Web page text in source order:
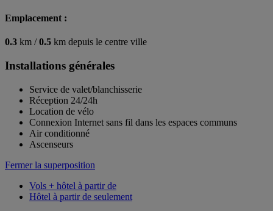
Emplacement :
0.3 km /0.5 km depuis le centre ville
Installations générales
Service de valet/blanchisserie
Réception 24/24h
Location de vélo
Connexion Internet sans fil dans les espaces communs
Air conditionné
Ascenseurs
Fermer la superposition
Vols + hôtel à partir de
Hôtel à partir de seulement